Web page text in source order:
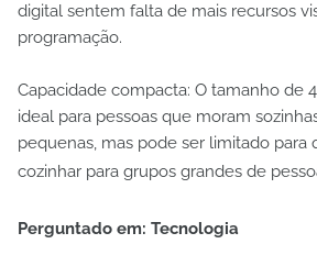
digital sentem falta de mais recursos
programação.
Capacidade compacta: O tamanho de
ideal para pessoas que moram
pequenas, mas pode ser limitado para
cozinhar para grupos grandes de
Perguntado em: Tecnologia